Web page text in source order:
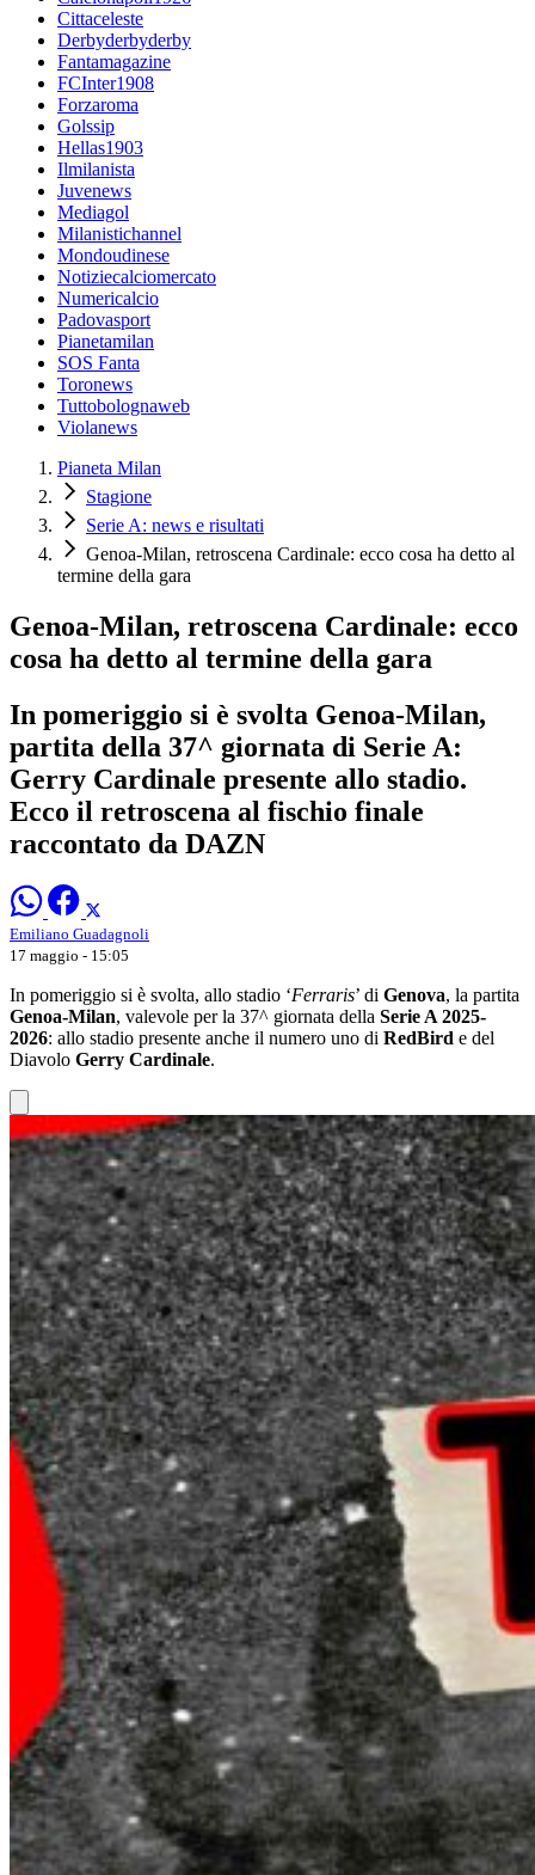
Cittaceleste
Derbyderbyderby
Fantamagazine
FCInter1908
Forzaroma
Golssip
Hellas1903
Ilmilanista
Juvenews
Mediagol
Milanistichannel
Mondoudinese
Notiziecalciomercato
Numericalcio
Padovasport
Pianetamilan
SOS Fanta
Toronews
Tuttobolognaweb
Violanews
Pianeta Milan
Stagione
Serie A: news e risultati
Genoa-Milan, retroscena Cardinale: ecco cosa ha detto al
termine della gara
Genoa-Milan, retroscena Cardinale: ecco
cosa ha detto al termine della gara
In pomeriggio si è svolta Genoa-Milan,
partita della 37^ giornata di Serie A:
Gerry Cardinale presente allo stadio.
Ecco il retroscena al fischio finale
raccontato da DAZN
Emiliano Guadagnoli
17 maggio - 15:05
In pomeriggio si è svolta, allo stadio ‘Ferraris’ di Genova, la partita
Genoa-Milan, valevole per la 37^ giornata della Serie A 2025-
2026: allo stadio presente anche il numero uno di RedBird e del
Diavolo Gerry Cardinale.